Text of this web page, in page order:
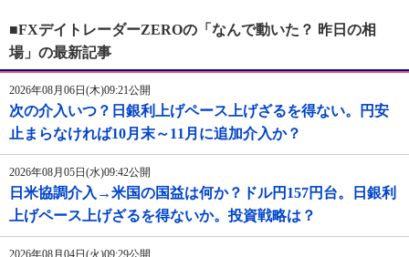
■FXデイトレーダーZEROの「なんで動いた？ 昨日の相
場」の最新記事
2026年08月06日(木)09:21公開
次の介入いつ？日銀利上げペース上げざるを得ない。円安
止まらなければ10月末～11月に追加介入か？
2026年08月05日(水)09:42公開
日米協調介入→米国の国益は何か？ドル円157円台。日銀利
上げペース上げざるを得ないか。投資戦略は？
2026年08月04日(火)09:29公開